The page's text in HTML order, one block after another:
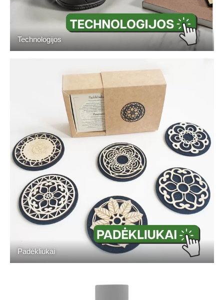
Technologijos
Padėkliukai